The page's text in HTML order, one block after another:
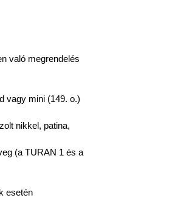
való megrendelés
vagy mini (149. o.)
nikkel, patina,
(a TURAN 1 és a
esetén